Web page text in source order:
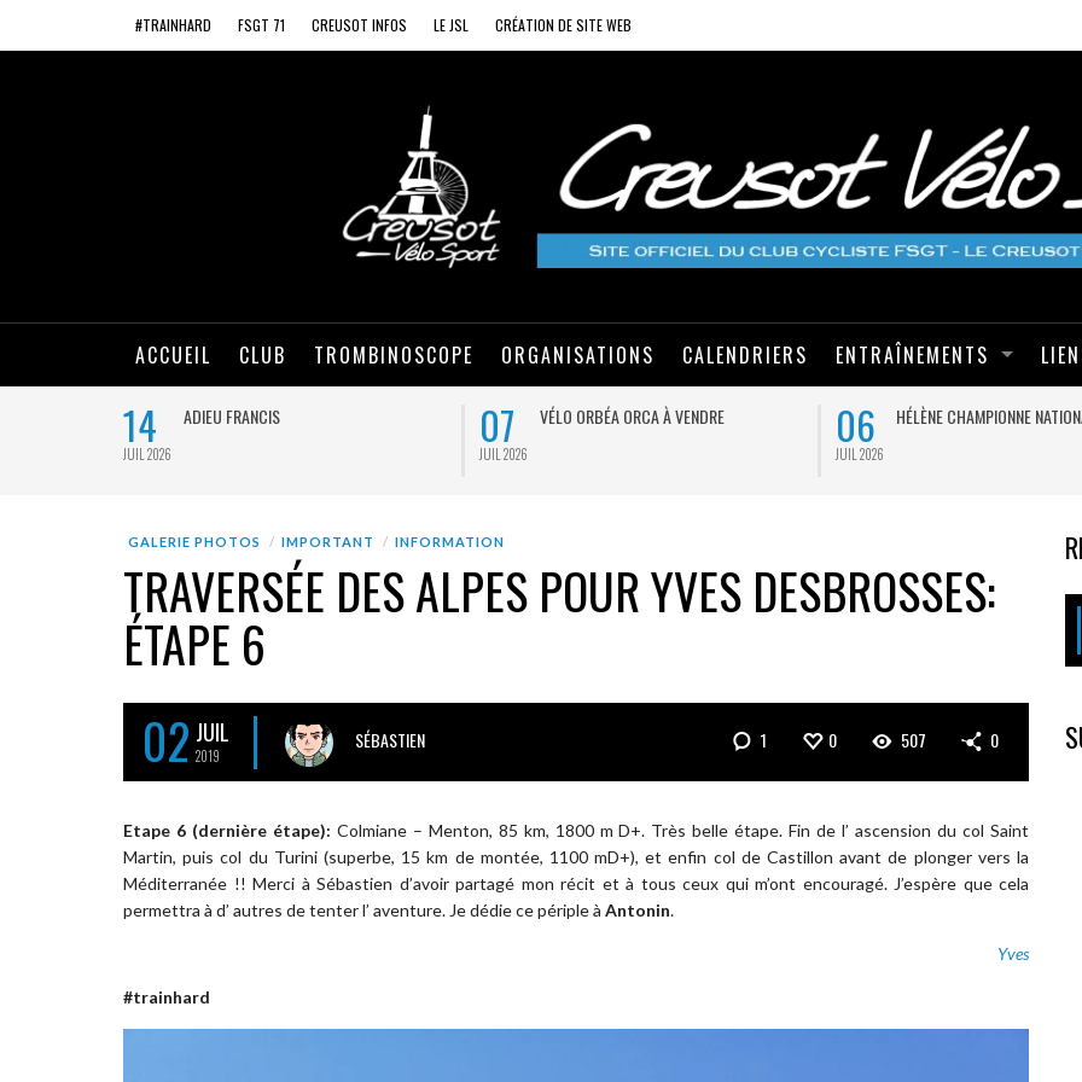
#TRAINHARD FSGT 71 CREUSOT INFOS LE JSL CRÉATION DE SITE WEB
ACCUEIL CLUB TROMBINOSCOPE ORGANISATIONS CALENDRIERS ENTRAÎNEMENTS
14
JUIL 2026
ADIEU FRANCIS 07
JUIL 2026
VÉLO ORBÉA ORCA À VENDRE 06
JUIL 2026
HÉLÈNE CHAMPIONNE
GALERIE PHOTOS IMPORTANT INFORMATION
TRAVERSÉE DES ALPES POUR YVES DESBROSSES:
ÉTAPE 6
02 JUIL
2019
SÉBASTIEN 1 0 507 0
Etape 6 (dernière étape): Colmiane – Menton, 85 km, 1800 m D+. Très belle étape. Fin de l’ ascension du col Saint
Martin, puis col du Turini (superbe, 15 km de montée, 1100 mD+), et enfin col de Castillon avant de plonger vers la
Méditerranée !! Merci à Sébastien d’avoir partagé mon récit et à tous ceux qui m’ont encouragé. J’espère que cela
permettra à d’ autres de tenter l’ aventure. Je dédie ce périple à Antonin.
Yves
#trainhard